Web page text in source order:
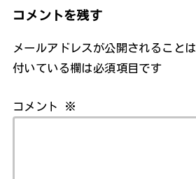
コメントを残す
メールアドレスが公開されること
付いている欄は必須項目です
コメント ※